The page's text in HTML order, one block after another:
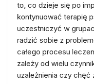
to, co dzieje się po
kontynuować terapię
uczestniczyć w
radzić sobie z
całego procesu
zależy od wielu
uzależnienia czy chęć